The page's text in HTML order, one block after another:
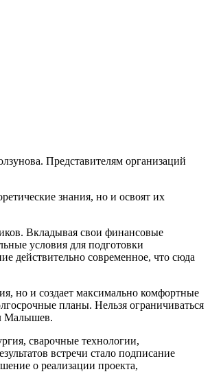
Представителям организаций
знания, но и освоят их
Вкладывая свои финансовые
условия для подготовки
действительно современное, что сюда
но и создает максимально комфортные
планы. Нельзя ограничиваться
Малышев.
сварочные технологии,
встречи стало подписание
о реализации проекта,